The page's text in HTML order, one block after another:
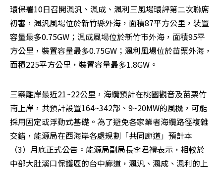
環保署10日召開渢汎、渢成、渢利三風場環評第二次聯席
初審，渢汎風場位於新竹縣外海，面積87平方公里，裝置
容量最多0.75GW；渢成風場位於新竹市外海，面積95平
方公里，裝置容量最多0.75GW；渢利風場位於苗栗外海，
面積225平方公里，裝置容量最多1.8GW。
三案離岸最近21~22公里，海纜預計在桃園觀音及苗栗竹
南上岸，共預計設置164~342部、9~20MW的風機，可能
採用固定或浮動式基礎。為了避免各家業者海纜路徑複雜
交錯，能源局在西海岸各處規劃「共同廊道」預計本
（3）月底正式公告。能源局副局長李君禮表示，相較於
中部大肚溪口保護區的台中廊道，渢汎、渢成、渢利的上